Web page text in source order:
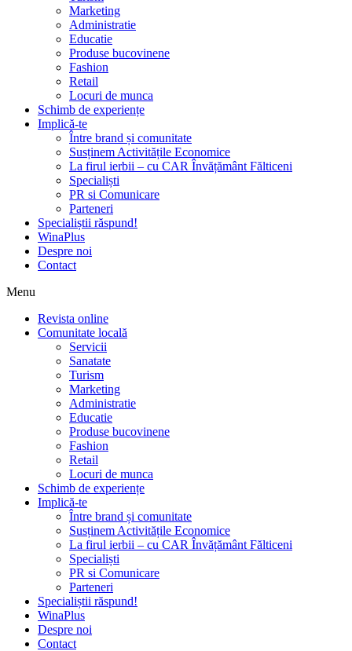
Marketing
Administratie
Educatie
Produse bucovinene
Fashion
Retail
Locuri de munca
Schimb de experiențe
Implică-te
Între brand și comunitate
Susținem Activitățile Economice
La firul ierbii – cu CAR Învățământ Fălticeni
Specialiști
PR si Comunicare
Parteneri
Specialiștii răspund!
WinaPlus
Despre noi
Contact
Menu
Revista online
Comunitate locală
Servicii
Sanatate
Turism
Marketing
Administratie
Educatie
Produse bucovinene
Fashion
Retail
Locuri de munca
Schimb de experiențe
Implică-te
Între brand și comunitate
Susținem Activitățile Economice
La firul ierbii – cu CAR Învățământ Fălticeni
Specialiști
PR si Comunicare
Parteneri
Specialiștii răspund!
WinaPlus
Despre noi
Contact